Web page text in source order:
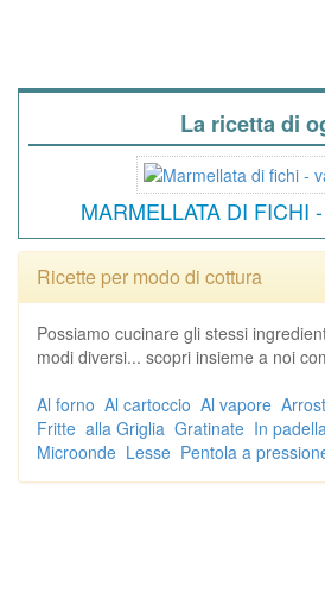
La ricetta di
MARMELLATA DI FICHI
Ricette per modo di cottura
Possiamo cucinare gli stessi
modi diversi... scopri insieme a noi
Al forno Al cartoccio Al vapore
Fritte alla Griglia Gratinate In
Microonde Lesse Pentola a